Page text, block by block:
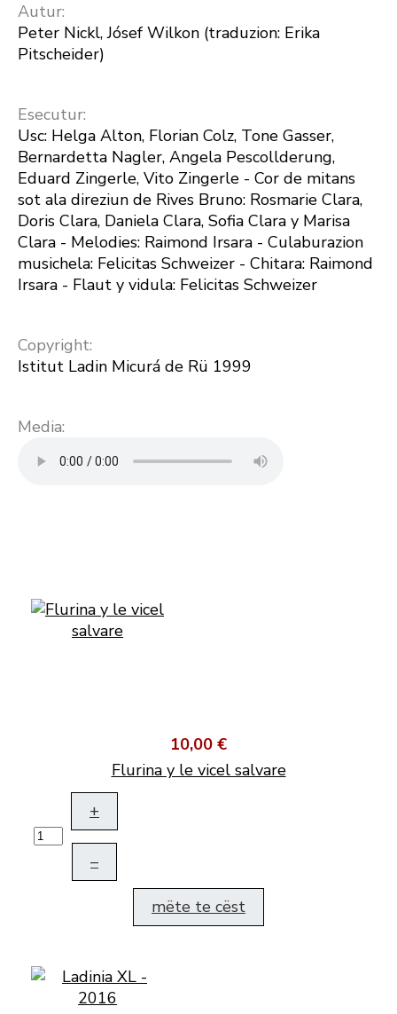
Autur:
Peter Nickl, Jósef Wilkon (traduzion: Erika
Pitscheider)
Esecutur:
Usc: Helga Alton, Florian Colz, Tone Gasser,
Bernardetta Nagler, Angela Pescollderung,
Eduard Zingerle, Vito Zingerle - Cor de mitans
sot ala direziun de Rives Bruno: Rosmarie Clara,
Doris Clara, Daniela Clara, Sofia Clara y Marisa
Clara - Melodies: Raimond Irsara - Culaburazion
musichela: Felicitas Schweizer - Chitara: Raimond
Irsara - Flaut y vidula: Felicitas Schweizer
Copyright:
Istitut Ladin Micurá de Rü 1999
Media:
10,00 €
Flurina y le vicel salvare
+
–
mëte te cëst